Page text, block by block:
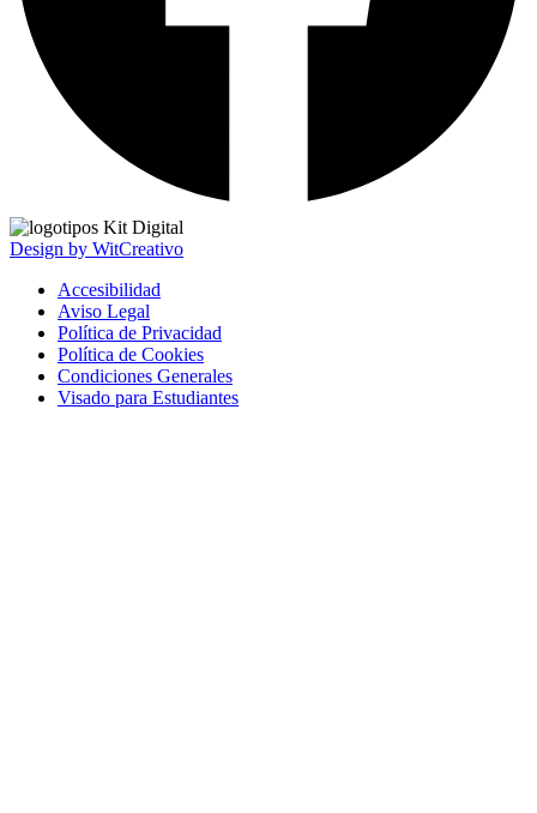
Design by WitCreativo
Accesibilidad
Aviso Legal
Política de Privacidad
Política de Cookies
Condiciones Generales
Visado para Estudiantes